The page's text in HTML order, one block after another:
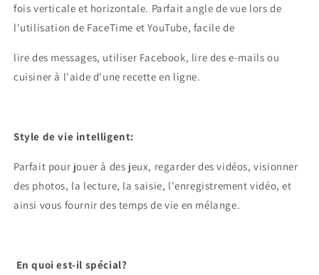
fois verticale et horizontale. Parfait angle de vue lors de
l'utilisation de FaceTime et YouTube, facile de
lire des messages, utiliser Facebook, lire des e-mails ou
cuisiner à l'aide d'une recette en ligne.
Style de vie intelligent:
Parfait pour jouer à des jeux, regarder des vidéos, visionner
des photos, la lecture, la saisie, l'enregistrement vidéo, et
ainsi vous fournir des temps de vie en mélange.
En quoi est-il spécial?